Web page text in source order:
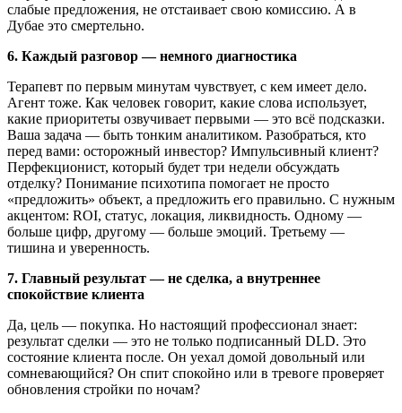
слабые предложения, не отстаивает свою комиссию. А в
Дубае это смертельно.
6. Каждый разговор — немного диагностика
Терапевт по первым минутам чувствует, с кем имеет дело.
Агент тоже. Как человек говорит, какие слова использует,
какие приоритеты озвучивает первыми — это всё подсказки.
Ваша задача — быть тонким аналитиком. Разобраться, кто
перед вами: осторожный инвестор? Импульсивный клиент?
Перфекционист, который будет три недели обсуждать
отделку? Понимание психотипа помогает не просто
«предложить» объект, а предложить его правильно. С нужным
акцентом: ROI, статус, локация, ликвидность. Одному —
больше цифр, другому — больше эмоций. Третьему —
тишина и уверенность.
7. Главный результат — не сделка, а внутреннее
спокойствие клиента
Да, цель — покупка. Но настоящий профессионал знает:
результат сделки — это не только подписанный DLD. Это
состояние клиента после. Он уехал домой довольный или
сомневающийся? Он спит спокойно или в тревоге проверяет
обновления стройки по ночам?